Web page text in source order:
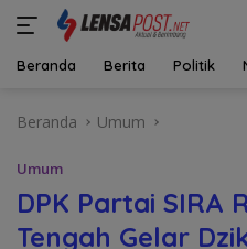
Beranda Berita Politik
Beranda Umum
Umum
DPK Partai SIRA
Tengah Gelar